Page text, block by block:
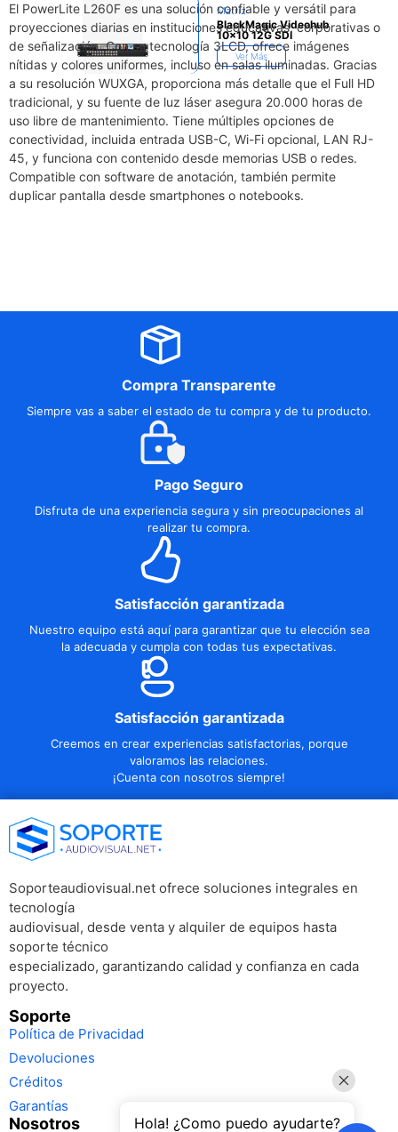
Matriz
BlackMagic Videohub
10×10 12G SDI
Ver Más
El PowerLite L260F es una solución confiable y versátil para
proyecciones diarias en instituciones educativas, corporativas o
de señalización. Con su tecnología 3LCD, ofrece imágenes
nítidas y colores uniformes, incluso en salas iluminadas. Gracias
a su resolución WUXGA, proporciona más detalle que el Full HD
tradicional, y su fuente de luz láser asegura 20.000 horas de
uso libre de mantenimiento. Tiene múltiples opciones de
conectividad, incluida entrada USB-C, Wi-Fi opcional, LAN RJ-
45, y funciona con contenido desde memorias USB o redes.
Compatible con software de anotación, también permite
duplicar pantalla desde smartphones o notebooks.
Compra Transparente
Siempre vas a saber el estado de tu compra y de tu producto.
Pago Seguro
Disfruta de una experiencia segura y sin preocupaciones al
realizar tu compra.
Satisfacción garantizada
Nuestro equipo está aquí para garantizar que tu elección sea
la adecuada y cumpla con todas tus expectativas.
Satisfacción garantizada
Creemos en crear experiencias satisfactorias, porque
valoramos las relaciones.
¡Cuenta con nosotros siempre!
Soporteaudiovisual.net ofrece soluciones integrales en
tecnología
audiovisual, desde venta y alquiler de equipos hasta
soporte técnico
especializado, garantizando calidad y confianza en cada
proyecto.
Soporte
Política de Privacidad
Devoluciones
Créditos
Garantías
Nosotros Hola! ¿Como puedo ayudarte?